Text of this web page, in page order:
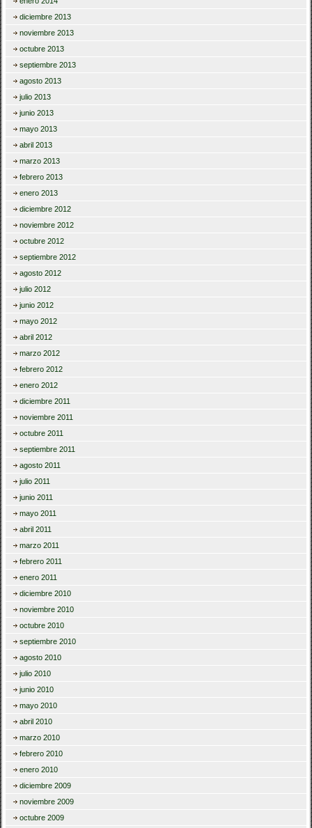
diciembre 2013
noviembre 2013
octubre 2013
septiembre 2013
agosto 2013
julio 2013
junio 2013
mayo 2013
abril 2013
marzo 2013
febrero 2013
enero 2013
diciembre 2012
noviembre 2012
octubre 2012
septiembre 2012
agosto 2012
julio 2012
junio 2012
mayo 2012
abril 2012
marzo 2012
febrero 2012
enero 2012
diciembre 2011
noviembre 2011
octubre 2011
septiembre 2011
agosto 2011
julio 2011
junio 2011
mayo 2011
abril 2011
marzo 2011
febrero 2011
enero 2011
diciembre 2010
noviembre 2010
octubre 2010
septiembre 2010
agosto 2010
julio 2010
junio 2010
mayo 2010
abril 2010
marzo 2010
febrero 2010
enero 2010
diciembre 2009
noviembre 2009
octubre 2009